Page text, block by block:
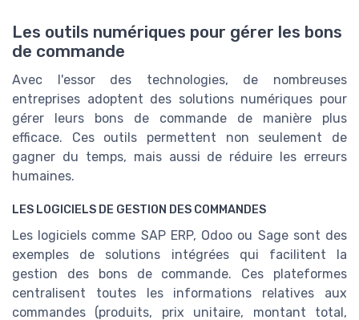
Les outils numériques pour gérer les bons
de commande
Avec l'essor des technologies, de nombreuses
entreprises adoptent des solutions numériques pour
gérer leurs bons de commande de manière plus
efficace. Ces outils permettent non seulement de
gagner du temps, mais aussi de réduire les erreurs
humaines.
LES LOGICIELS DE GESTION DES COMMANDES
Les logiciels comme SAP ERP, Odoo ou Sage sont des
exemples de solutions intégrées qui facilitent la
gestion des bons de commande. Ces plateformes
centralisent toutes les informations relatives aux
commandes (produits, prix unitaire, montant total,